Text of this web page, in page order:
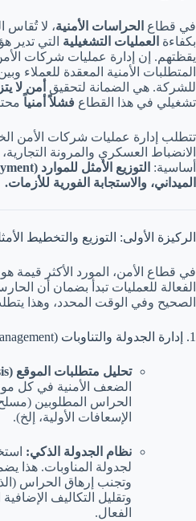
في قطاع الحراسات الأمنية، لا تُقاس
بكفاءة العمليات التشغيلية التي تدير
يقظتهم. إن إدارة عمليات شركات
المتطلبات الأمنية المعقدة للعملاء
للشركة. هي الضمانة لتحقيق أمن لا
تشغيلي في هذا القطاع فشلاً أمنياً
تتطلب إدارة عمليات شركات الأمن
الانضباط العسكري والمرونة
أساسية:
الميداني، والاستجابة الفورية للأزمات.
الركيزة الأولى: التوزيع والتخطيط
في قطاع الأمن، المورد الأكثر قيمة هو
الفعالة للعمليات تبدأ بضمان أن
الصحيح وفي الوقت المحدد، وهذا
1. إدارة الجدولة والتناوبات (Scheduling Management)
تحليل متطلبات الموقع (Site Analysis):
الضعف الأمنية في كل
الحراس المطلوبين
الإسعافات الأولية، إلخ).
نظام الجدولة الذكي:
لجدولة المناوبات. هذا
وتجنب إرهاق الحراس
وتقليل التكاليف
الفعال.